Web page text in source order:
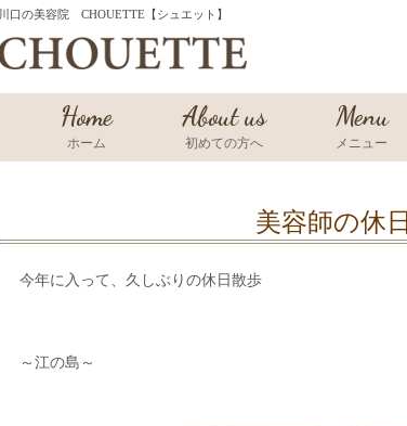
川口の美容院 CHOUETTE【シュエット】
Home
ホーム
About us
初めての方へ
Menu
メニュー
美容師の休日
今年に入って、久しぶりの休日散歩
～江の島～